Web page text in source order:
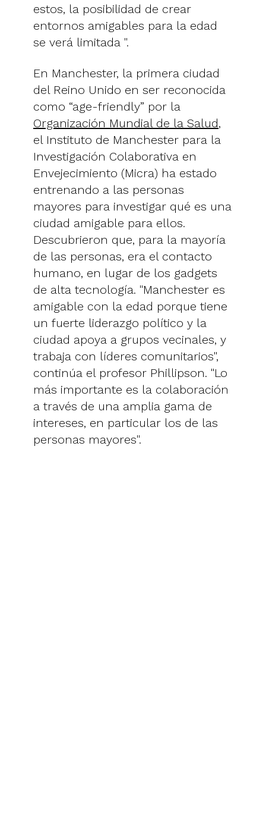
estos, la posibilidad de crear
entornos amigables para la edad
se verá limitada ".
En Manchester, la primera ciudad
del Reino Unido en ser reconocida
como “age-friendly” por la
Organización Mundial de la Salud,
el Instituto de Manchester para la
Investigación Colaborativa en
Envejecimiento (Micra) ha estado
entrenando a las personas
mayores para investigar qué es una
ciudad amigable para ellos.
Descubrieron que, para la mayoría
de las personas, era el contacto
humano, en lugar de los gadgets
de alta tecnología. "Manchester es
amigable con la edad porque tiene
un fuerte liderazgo político y la
ciudad apoya a grupos vecinales, y
trabaja con líderes comunitarios",
continúa el profesor Phillipson. "Lo
más importante es la colaboración
a través de una amplia gama de
intereses, en particular los de las
personas mayores".